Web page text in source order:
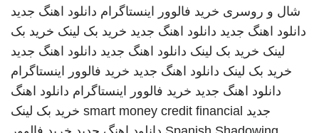
شال و روسری خرید فالوور اینستاگرام دانلود اهنگ جدید
دانلود اهنگ جدید دانلود اهنگ جدید خرید بک لینک خرید بک
لینک خرید بک لینک دانلود اهنگ جدید دانلود اهنگ جدید
خرید بک لینک دانلود اهنگ جدید خرید فالوور اینستاگرام
دانلود اهنگ جدید خرید فالوور اینستاگرام دانلود اهنگ
جدید smart money credit financial خرید بک لینک